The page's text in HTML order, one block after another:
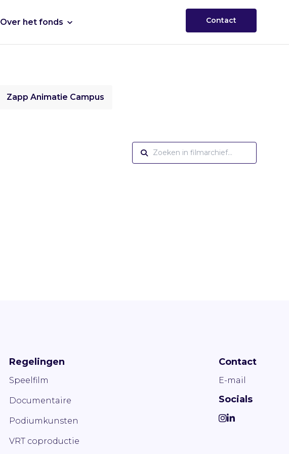
Over het fonds Contact
Zapp Animatie Campus
Regelingen
Speelfilm
Documentaire
Podiumkunsten
VRT coproductie
Contact
E-mail
Socials